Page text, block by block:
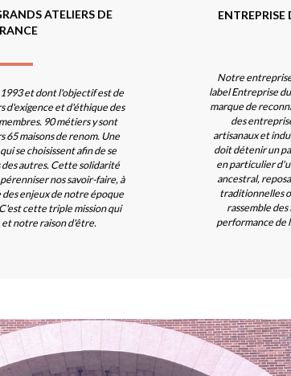
ATELIERS DE
et dont l'objectif est de
d'exigence et d'éthique des
90 métiers y sont
65 maisons de renom. Une
se choisissent afin de se
autres. Cette solidarité
pérenniser nos savoir-faire, à
enjeux de notre époque
cette triple mission qui
notre raison d'être.
Notre entreprise
label Entreprise
marque de
des
artisanaux et
doit détenir un
en particulier
ancestral,
traditionnelles
rassemble
performance de